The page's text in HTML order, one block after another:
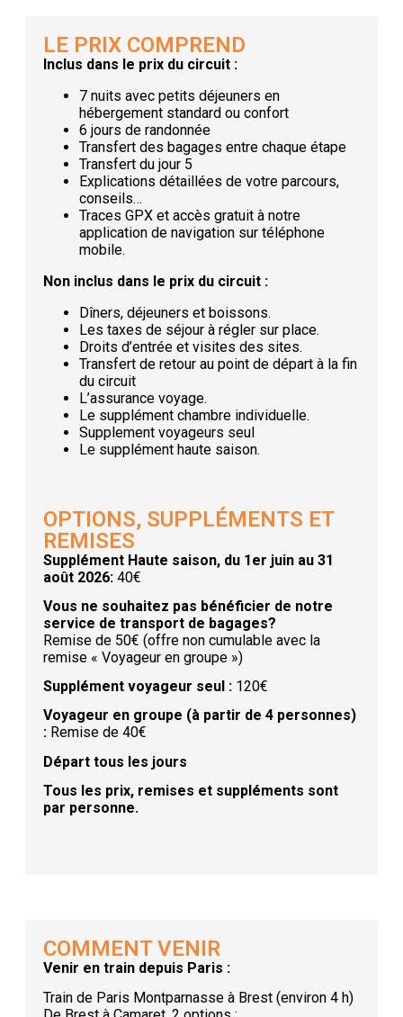
LE PRIX COMPREND
Inclus dans le prix du circuit :
7 nuits avec petits déjeuners en
hébergement standard ou confort
6 jours de randonnée
Transfert des bagages entre chaque étape
Transfert du jour 5
Explications détaillées de votre parcours,
conseils…
Traces GPX et accès gratuit à notre
application de navigation sur téléphone
mobile.
Non inclus dans le prix du circuit :
Dîners, déjeuners et boissons.
Les taxes de séjour à régler sur place.
Droits d’entrée et visites des sites.
Transfert de retour au point de départ à la fin
du circuit
L’assurance voyage.
Le supplément chambre individuelle.
Supplement voyageurs seul
Le supplément haute saison.
OPTIONS, SUPPLÉMENTS ET
REMISES
Supplément Haute saison, du 1er juin au 31
août 2026: 40€
Vous ne souhaitez pas bénéficier de notre
service de transport de bagages?
Remise de 50€ (offre non cumulable avec la
remise « Voyageur en groupe »)
Supplément voyageur seul : 120€
Voyageur en groupe (à partir de 4 personnes)
: Remise de 40€
Départ tous les jours
Tous les prix, remises et suppléments sont
par personne.
COMMENT VENIR
Venir en train depuis Paris :
Train de Paris Montparnasse à Brest (environ 4 h)